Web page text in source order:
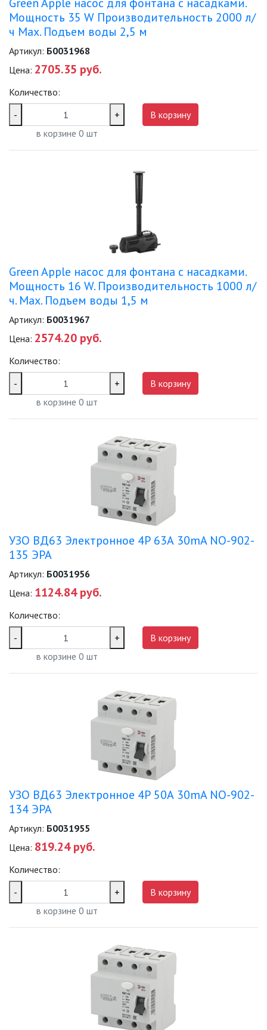
Мощность 35 W Производительность 2000 л/
ч Max. Подъем воды 2,5 м
Артикул: Б0031968
Цена: 2705.35 руб.
Количество:
-
+
в корзине 0 шт
В корзину
Green Apple насос для фонтана с насадками.
Мощность 16 W. Производительность 1000 л/
ч. Max. Подъем воды 1,5 м
Артикул: Б0031967
Цена: 2574.20 руб.
Количество:
-
+
в корзине 0 шт
В корзину
УЗО ВД63 Электронное 4Р 63А 30mA NO-902-
135 ЭРА
Артикул: Б0031956
Цена: 1124.84 руб.
Количество:
-
+
в корзине 0 шт
В корзину
УЗО ВД63 Электронное 4Р 50А 30mA NO-902-
134 ЭРА
Артикул: Б0031955
Цена: 819.24 руб.
Количество:
-
+
в корзине 0 шт
В корзину